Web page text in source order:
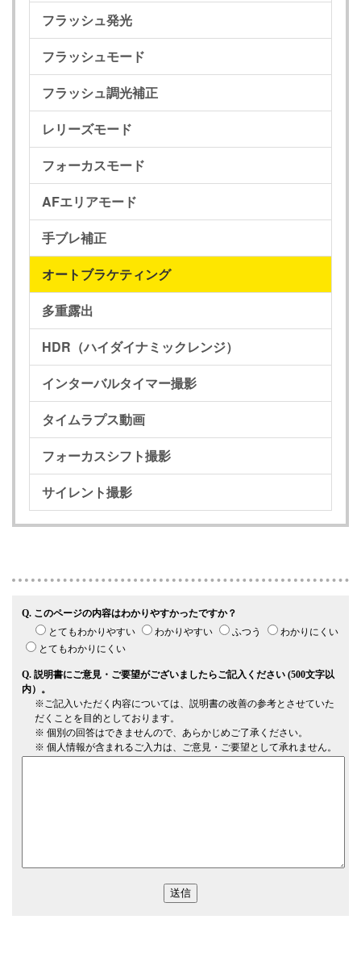
フラッシュ発光
フラッシュモード
フラッシュ調光補正
レリーズモード
フォーカスモード
AFエリアモード
手ブレ補正
オートブラケティング
多重露出
HDR（ハイダイナミックレンジ）
インターバルタイマー撮影
タイムラプス動画
フォーカスシフト撮影
サイレント撮影